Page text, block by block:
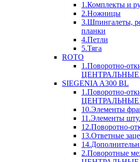
1.Комплекты и
2.Ножницы
3.Шпингалеты,
планки
4.Петли
5.Тяга
ROTO
1.Поворотно-
ЦЕНТРАЛЬНЫЕ
SIEGENIA A300 BL
1.Поворотно-
ЦЕНТРАЛЬНЫЕ
10.Элементы
11.Элементы
12.Поворотно-
13.Ответные
2.Поворотные